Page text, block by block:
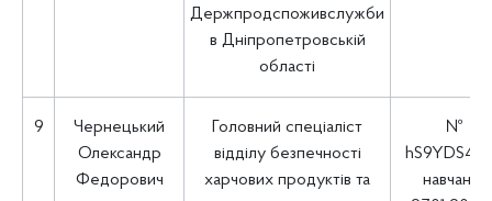
Держпродспоживслужби
в Дніпропетровській
області
9
Чернецький
Олександр
Федорович
Головний спеціаліст
відділу безпечності
харчових продуктів та
№
навчання